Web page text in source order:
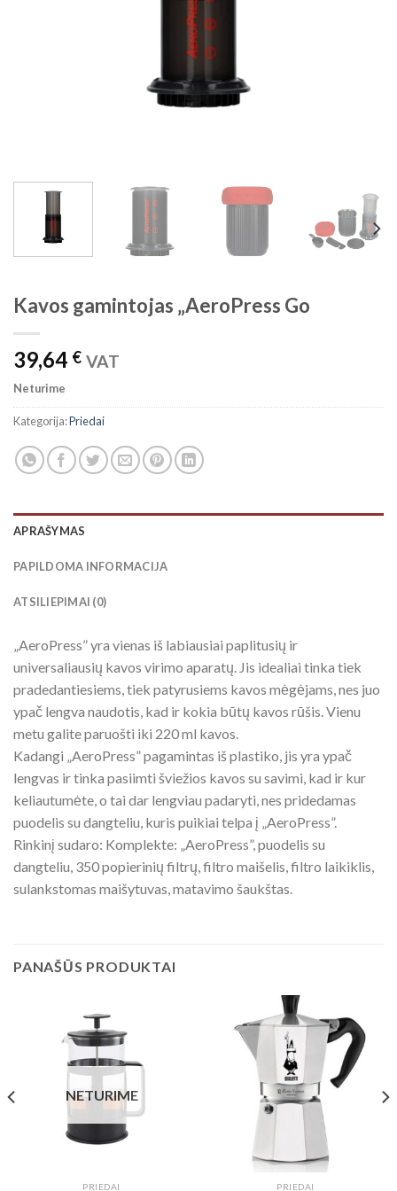
Kavos gamintojas „AeroPress Go
39,64 € VAT
Neturime
Kategorija:Priedai
APRAŠYMAS
PAPILDOMA INFORMACIJA
ATSILIEPIMAI (0)
„AeroPress” yra vienas iš labiausiai paplitusių ir
universaliausių kavos virimo aparatų. Jis idealiai tinka tiek
pradedantiesiems, tiek patyrusiems kavos mėgėjams, nes juo
ypač lengva naudotis, kad ir kokia būtų kavos rūšis. Vienu
metu galite paruošti iki 220 ml kavos.
Kadangi „AeroPress” pagamintas iš plastiko, jis yra ypač
lengvas ir tinka pasiimti šviežios kavos su savimi, kad ir kur
keliautumėte, o tai dar lengviau padaryti, nes pridedamas
puodelis su dangteliu, kuris puikiai telpa į „AeroPress”.
Rinkinį sudaro: Komplekte: „AeroPress”, puodelis su
dangteliu, 350 popierinių filtrų, filtro maišelis, filtro laikiklis,
sulankstomas maišytuvas, matavimo šaukštas.
PANAŠŪS PRODUKTAI
NETURIME
PRIEDAI PRIEDAI